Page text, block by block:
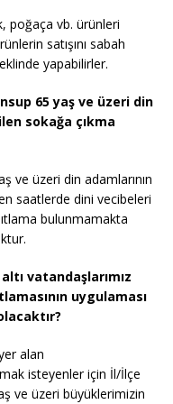
poğaça vb. ürünleri
satışını sabah
yapabilirler.
65 yaş ve üzeri din
sokağa çıkma
ve üzeri din adamlarının
saatlerde dini vecibeleri
bulunmamakta
vatandaşlarımız
uygulaması
alan
isteyenler için İl/İlçe
ve üzeri büyüklerimizin